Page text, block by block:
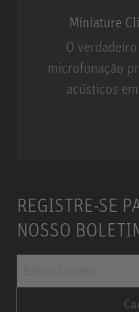
Miniature
O
microfonação
acústicos
REGISTRE-SE
NOSSO